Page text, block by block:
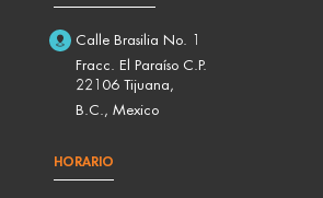
Calle Brasilia No. 1
Fracc. El Paraíso C.P.
22106 Tijuana,
B.C., Mexico
HORARIO